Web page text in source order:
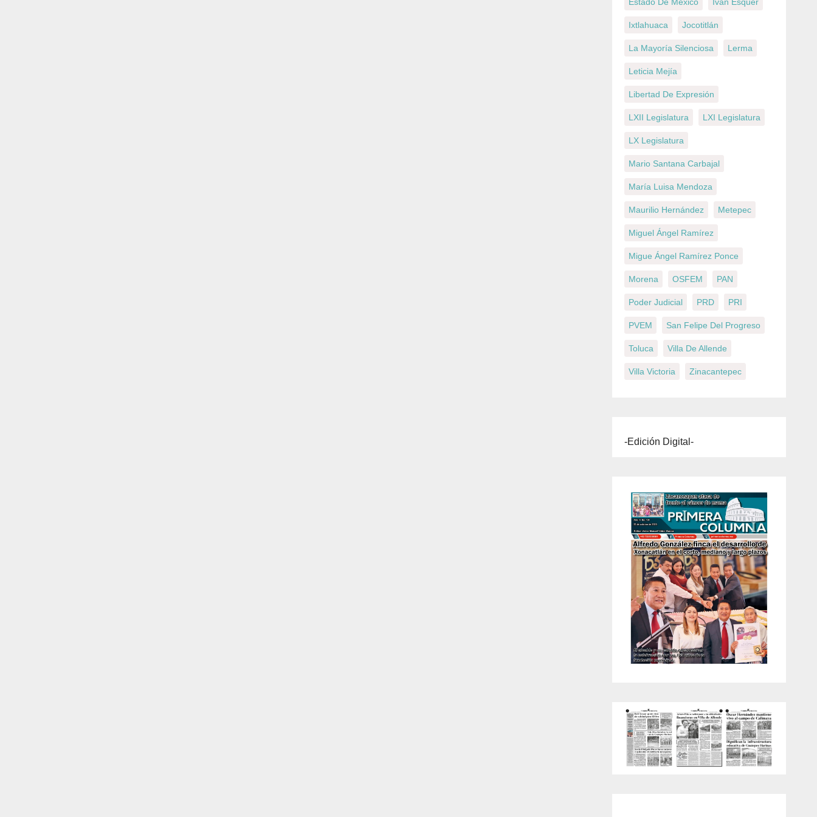
Ixtlahuaca Jocotitlán
La Mayoría Silenciosa Lerma
Leticia Mejía
Libertad De Expresión
LXII Legislatura LXI Legislatura
LX Legislatura
Mario Santana Carbajal
María Luisa Mendoza
Maurilio Hernández Metepec
Miguel Ángel Ramírez
Migue Ángel Ramírez Ponce
Morena OSFEM PAN
Poder Judicial PRD PRI
PVEM San Felipe Del Progreso
Toluca Villa De Allende
Villa Victoria Zinacantepec
-Edición Digital-